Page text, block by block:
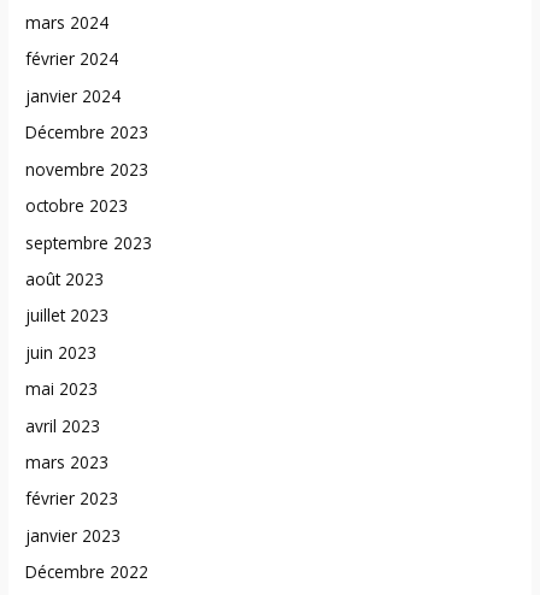
mars 2024
février 2024
janvier 2024
Décembre 2023
novembre 2023
octobre 2023
septembre 2023
août 2023
juillet 2023
juin 2023
mai 2023
avril 2023
mars 2023
février 2023
janvier 2023
Décembre 2022